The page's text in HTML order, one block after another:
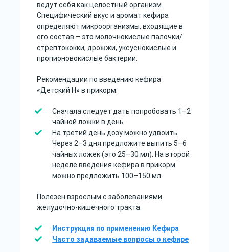
ведут себя как целостный организм.
Специфический вкус и аромат кефира
определяют микроорганизмы, входящие в
его состав – это молочнокислые палочки/
стрептококки, дрожжи, уксуснокислые и
пропионовокислые бактерии.
Рекомендации по введению кефира
«Детский Н» в прикорм.
Сначала следует дать попробовать 1–2
чайной ложки в день.
На третий день дозу можно удвоить.
Через 2–3 дня предложите выпить 5–6
чайных ложек (это 25–30 мл). На второй
неделе введения кефира в прикорм
можно предложить 100–150 мл.
Полезен взрослым с заболеваниями
желудочно-кишечного тракта.
Инструкция по применению Кефира
Часто задаваемые вопросы о кефире